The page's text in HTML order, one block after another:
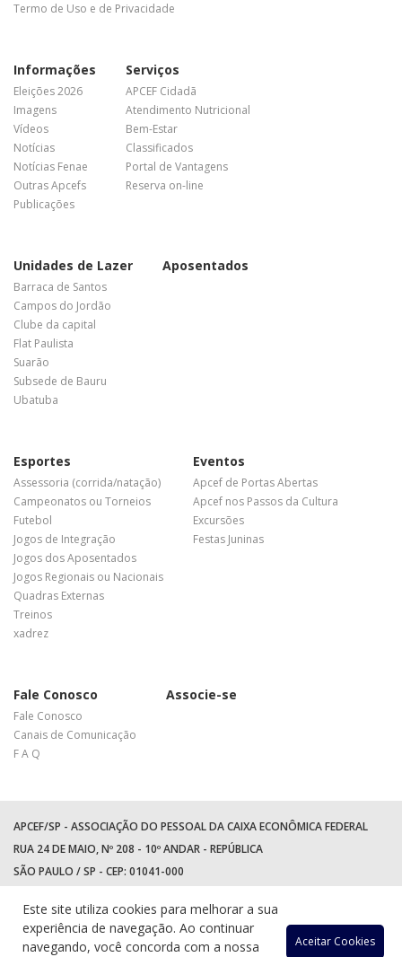
Termo de Uso e de Privacidade
Informações
Eleições 2026
Imagens
Vídeos
Notícias
Notícias Fenae
Outras Apcefs
Publicações
Serviços
APCEF Cidadã
Atendimento Nutricional
Bem-Estar
Classificados
Portal de Vantagens
Reserva on-line
Unidades de Lazer
Barraca de Santos
Campos do Jordão
Clube da capital
Flat Paulista
Suarão
Subsede de Bauru
Ubatuba
Aposentados
Esportes
Assessoria (corrida/natação)
Campeonatos ou Torneios
Futebol
Jogos de Integração
Jogos dos Aposentados
Jogos Regionais ou Nacionais
Quadras Externas
Treinos
xadrez
Eventos
Apcef de Portas Abertas
Apcef nos Passos da Cultura
Excursões
Festas Juninas
Fale Conosco
Fale Conosco
Canais de Comunicação
F A Q
Associe-se
APCEF/SP - ASSOCIAÇÃO DO PESSOAL DA CAIXA ECONÔMICA FEDERAL
RUA 24 DE MAIO, Nº 208 - 10º ANDAR - REPÚBLICA
SÃO PAULO / SP - CEP: 01041-000
WhatsApp: (11) 94597-5758
Este site utiliza cookies para melhorar a sua
experiência de navegação. Ao continuar
navegando, você concorda com a nossa
Aceitar Cookies